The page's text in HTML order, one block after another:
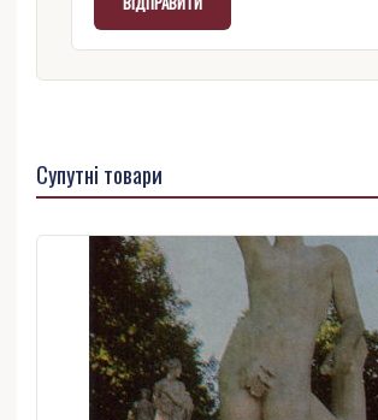
Супутні товари